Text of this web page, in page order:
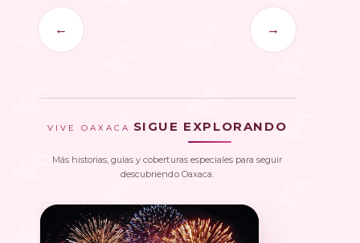
← →
VIVE OAXACA SIGUE EXPLORANDO
Más historias, guías y coberturas especiales para seguir
descubriendo Oaxaca.